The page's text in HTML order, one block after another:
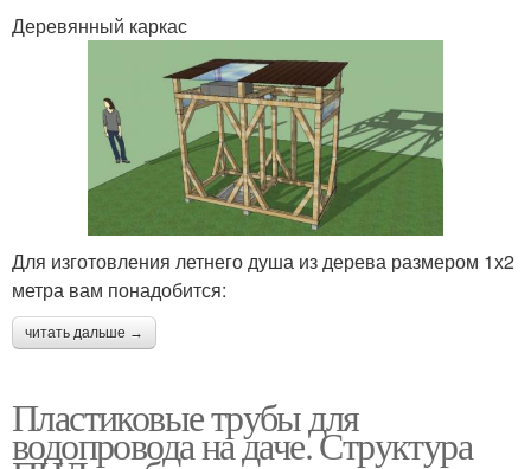
Деревянный каркас
Для изготовления летнего душа из дерева размером 1х2
метра вам понадобится:
читать дальше →
Пластиковые трубы для
водопровода на даче. Структура